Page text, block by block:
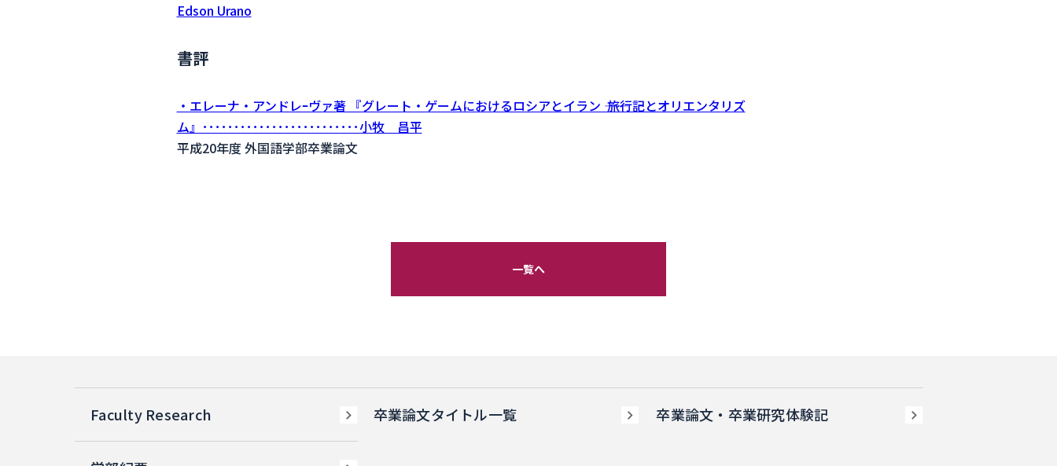
Edson Urano
書評
・エレーナ・アンドレｰヴァ著 『グレート・ゲームにおけるロシアとイラン ―― 旅行記とオリエンタリズ
ム』･････････････････････････小牧 昌平
平成20年度 外国語学部卒業論文
一覧へ
Faculty Research 卒業論文タイトル一覧 卒業論文・卒業研究体験記